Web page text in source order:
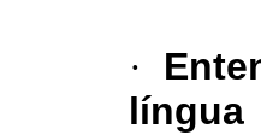
·
língua